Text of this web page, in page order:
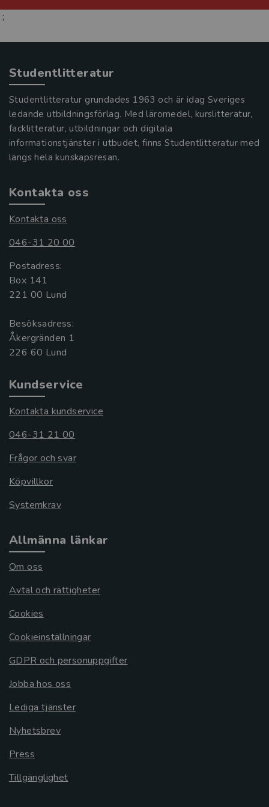
;
Studentlitteratur
Studentlitteratur grundades 1963 och är idag Sveriges
ledande utbildningsförlag. Med läromedel, kurslitteratur,
facklitteratur, utbildningar och digitala
informationstjänster i utbudet, finns Studentlitteratur med
längs hela kunskapsresan.
Kontakta oss
Kontakta oss
046-31 20 00
Postadress:
Box 141
221 00 Lund
Besöksadress:
Åkergränden 1
Kundservice
Kontakta kundservice
046-31 21 00
Frågor och svar
Köpvillkor
Systemkrav
Allmänna länkar
Om oss
Avtal och rättigheter
Cookies
Cookieinställningar
GDPR och personuppgifter
Jobba hos oss
Lediga tjänster
Nyhetsbrev
Press
Tillgänglighet